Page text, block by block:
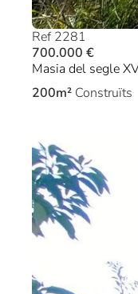
Ref 2281
700.000 €
Masia del segle
200m² Construïts